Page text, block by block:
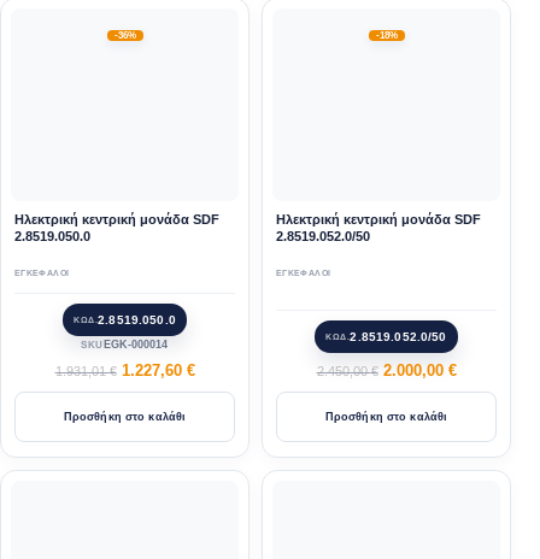
-36%
Ηλεκτρική κεντρική μονάδα SDF
2.8519.050.0
ΕΓΚΕΦΑΛΟΙ
ΚΩΔ.2.8519.050.0
SKU EGK-000014
1.931,01€ 1.227,60 €
Προσθήκη στο καλάθι
-18%
Ηλεκτρική κεντρική μονάδα SDF
2.8519.052.0/50
ΕΓΚΕΦΑΛΟΙ
ΚΩΔ.2.8519.052.0/50
2.450,00€ 2.000,00 €
Προσθήκη στο καλάθι